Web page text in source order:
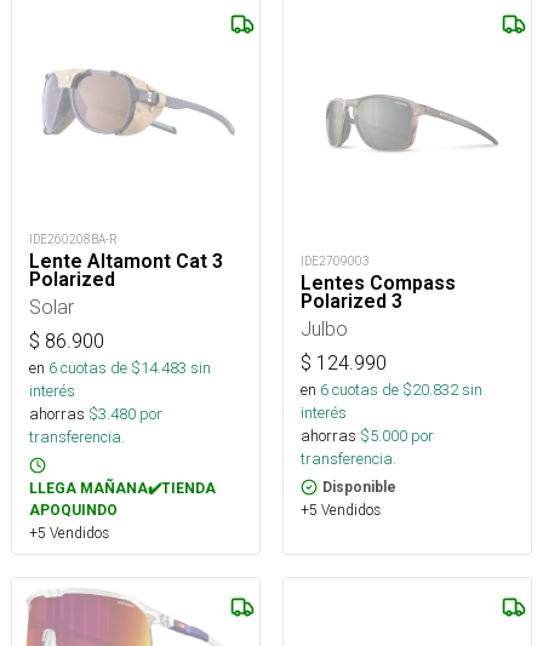
IDE260208BA-R
Lente Altamont Cat 3
Polarized
Solar
$ 86.900
en 6cuotas de $14.483 sin
interés
ahorras $3.480 por
transferencia.
LLEGA MAÑANA✔️TIENDA
APOQUINDO
+5 Vendidos
IDE2709003
Lentes Compass
Polarized 3
Julbo
$ 124.990
en 6cuotas de $20.832sin
interés
ahorras $5.000 por
transferencia.
Disponible
+5 Vendidos